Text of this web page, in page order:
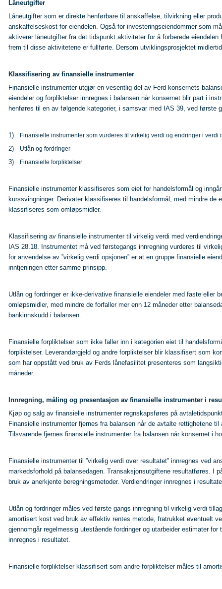
Låneutgifter
Låneutgifter som er direkte henførbare til anskaffelse, tilvirkning eller
anskaffelseskost for eiendelen. Også for investeringseiendommer som
aktiverer låneutgifter fra det tidspunkt aktiviteter for å forberede
frem til disse aktivitetene er fullførte. Dersom utviklingsprosjektet
Klassifisering av finansielle instrumenter
Finansielle instrumenter utgjør en vesentlig del av Ferd-konsernets
eiendeler og forpliktelser innregnes i balansen når konsernet blir part i
henføres til en av følgende kategorier, i samsvar med IAS 39, ved første
1) Finansielle instrumenter som vurderes til virkelig verdi og endringer i verdi
2) Utlån og fordringer
3) Finansielle forpliktelser
Finansielle instrumenter klassifiseres som eiet for handelsformål og
kurssvingninger. Derivater klassifiseres til handelsformål, med mindre
klassifiseres som omløpsmidler.
Klassifisering av finansielle instrumenter til virkelig verdi med
IAS 28.18. Instrumentet må ved førstegangs innregning vurderes til
for anvendelse av ”virkelig verdi opsjonen” er at en gruppe finansielle
inntjeningen etter samme prinsipp.
Utlån og fordringer er ikke-derivative finansielle eiendeler med faste
omløpsmidler, med mindre de forfaller mer enn 12 måneder etter
bankinnskudd i balansen.
Finansielle forpliktelser som ikke faller inn i kategorien eiet til
forpliktelser. Leverandørgjeld og andre forpliktelser blir klassifisert som
som har oppstått ved bruk av Ferds lånefasilitet presenteres som
måneder.
Innregning, måling og presentasjon av finansielle instrumenter i
Kjøp og salg av finansielle instrumenter regnskapsføres på
Finansielle instrumenter fjernes fra balansen når de avtalte rettighetene
Tilsvarende fjernes finansielle instrumenter fra balansen når konsernet i
Finansielle instrumenter til ”virkelig verdi over resultatet” innregnes ved
markedsforhold på balansedagen. Transaksjonsutgiftene resultatføres. I
bruk av anerkjente beregningsmetoder. Verdiendringer innregnes i
Utlån og fordringer måles ved første gangs innregning til virkelig verdi
amortisert kost ved bruk av effektiv rentes metode, fratrukket eventuelt
gjennomgår regelmessig utestående fordringer og utarbeider estimater
innregnes i resultatet.
Finansielle forpliktelser klassifisert som andre forpliktelser måles til